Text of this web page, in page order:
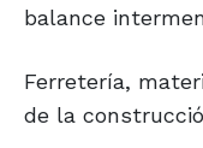
balance
Ferretería,
de la